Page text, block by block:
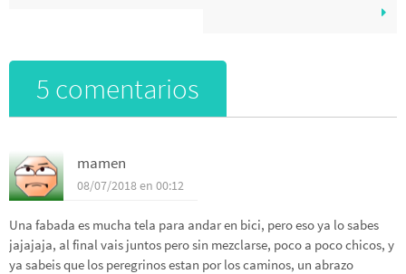
5 comentarios
mamen
08/07/2018 en 00:12
Una fabada es mucha tela para andar en bici, pero eso ya lo sabes
jajajaja, al final vais juntos pero sin mezclarse, poco a poco chicos, y
ya sabeis que los peregrinos estan por los caminos, un abrazo